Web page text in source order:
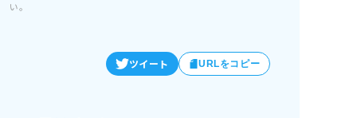
い。
ツイート URLをコピー